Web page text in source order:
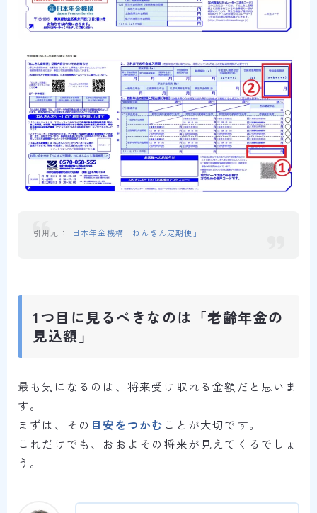
日本年金機構「ねんきん定期便」
1つ目に見るべきなのは「老齢年金の
見込額」
最も気になるのは、将来受け取れる金額だと思いま
す。
まずは、その 目安をつかむ ことが大切です。
これだけでも、おおよその将来が見えてくるでしょ
う。